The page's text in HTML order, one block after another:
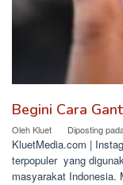
Begini Cara
Oleh Kluet Diposting
KluetMedia.com |
terpopuler yang
masyarakat